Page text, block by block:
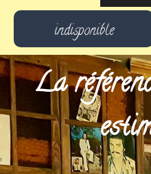
indisponible
La